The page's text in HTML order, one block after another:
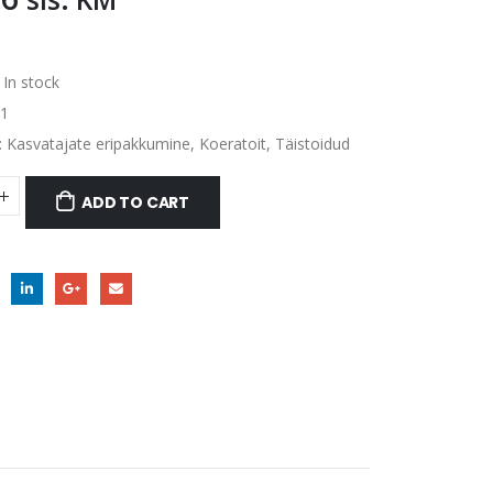
In stock
Kasvatajate eripakkumine, Koeratoit, Täistoidud
ADD TO CART